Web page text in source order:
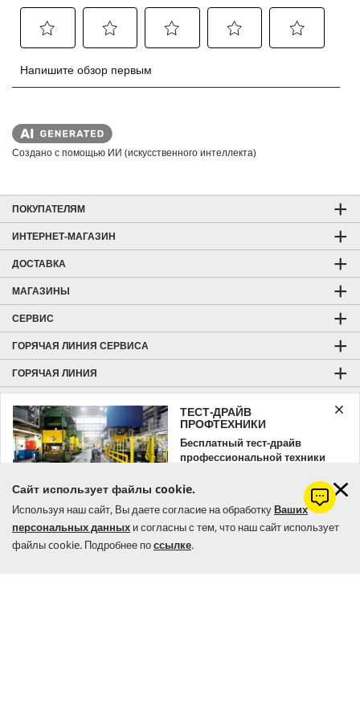
Сайт использует файлы cookie.
Используя наш сайт, Вы даете согласие на обработкуВаших
персональных данных и согласны с тем, что наш сайт использует
файлы cookie. Подробнее поссылке.
ТЕСТ-ДРАЙВ
ПРОФТЕХНИКИ
Бесплатный тест-драйв
профессиональной техники
Оставляйте заявку уже сейчас!
ЗАКАЗАТЬ
Создано с помощью ИИ (искусственного интеллекта)
ПОКУПАТЕЛЯМ
ИНТЕРНЕТ-МАГАЗИН
ДОСТАВКА
МАГАЗИНЫ
СЕРВИС
ГОРЯЧАЯ ЛИНИЯ СЕРВИСА
ГОРЯЧАЯ ЛИНИЯ
ОБЩАЯ ИНФОРМАЦИЯ
СПОСОБЫ ОПЛАТЫ
ОТЗЫВЫ И РЕЙТИНГ
KÄRCHER HOME & GARDEN
KÄRCHER PROFESSIONAL